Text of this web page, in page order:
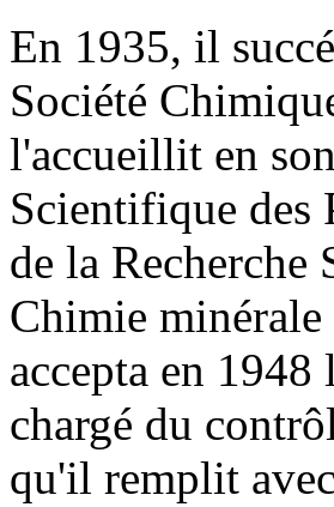
En 1935, il
Société
l'accueillit en
Scientifique des
de la Recherche
Chimie
accepta en
chargé du
qu'il remplit